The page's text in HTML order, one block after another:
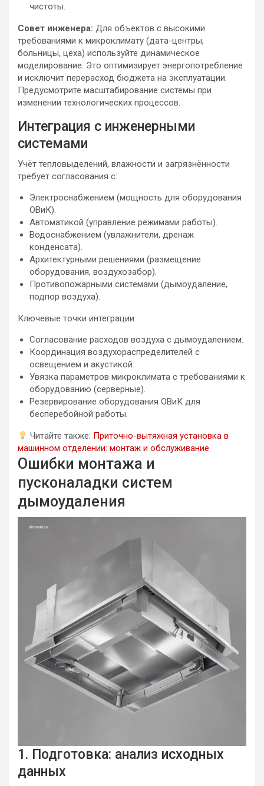
чистоты.
Совет инженера: Для объектов с высокими
требованиями к микроклимату (дата-центры,
больницы, цеха) используйте динамическое
моделирование. Это оптимизирует энергопотребление
и исключит перерасход бюджета на эксплуатации.
Предусмотрите масштабирование системы при
изменении технологических процессов.
Интеграция с инженерными
системами
Учёт тепловыделений, влажности и загрязнённости
требует согласования с:
Электроснабжением (мощность для оборудования
ОВиК).
Автоматикой (управление режимами работы).
Водоснабжением (увлажнители, дренаж
конденсата).
Архитектурными решениями (размещение
оборудования, воздухозабор).
Противопожарными системами (дымоудаление,
подпор воздуха).
Ключевые точки интеграции:
Согласование расходов воздуха с дымоудалением.
Координация воздухораспределителей с
освещением и акустикой.
Увязка параметров микроклимата с требованиями к
оборудованию (серверные).
Резервирование оборудования ОВиК для
бесперебойной работы.
Читайте также: Приточно-вытяжная установка в
машинном отделении: монтаж и обслуживание
Ошибки монтажа и
пусконаладки систем
дымоудаления
1. Подготовка: анализ исходных
данных